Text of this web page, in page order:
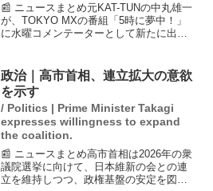
📰 ニュースまとめ元KAT-TUNの中丸雄一
が、TOKYO MXの番組「5時に夢中！」
に水曜コメンテーターとして新たに出演
「出ていい人だっけ？」との反応が見ら
れるなど、和...
政治｜高市首相、連立拡大の意欲
を示す
/ Politics | Prime Minister Takagi
expresses willingness to expand
the coalition.
📰 ニュースまとめ高市首相は2026年の衆
議院選挙に向けて、日本維新の会との連
立を維持しつつ、政権基盤の安定を図る